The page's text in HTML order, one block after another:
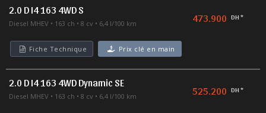
2.0 D I4 163 4WD S
Diesel MHEV 163 ch 8 cv 6,4 l/100 km 473.900 DH *
Fiche Technique Prix clé en main
2.0 D I4 163 4WD Dynamic SE
Diesel MHEV 163 ch 8 cv 6,4 l/100 km 525.200 DH *